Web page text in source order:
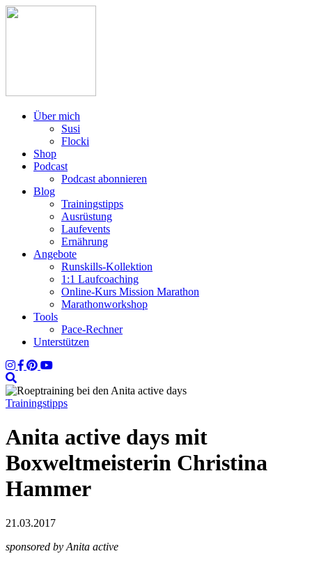
Über mich
Susi
Flocki
Shop
Podcast
Podcast abonnieren
Blog
Trainingstipps
Ausrüstung
Laufevents
Ernährung
Angebote
Runskills-Kollektion
1:1 Laufcoaching
Online-Kurs Mission Marathon
Marathonworkshop
Tools
Pace-Rechner
Unterstützen
Trainingstipps
Anita active days mit
Boxweltmeisterin Christina
Hammer
21.03.2017
sponsored by Anita active